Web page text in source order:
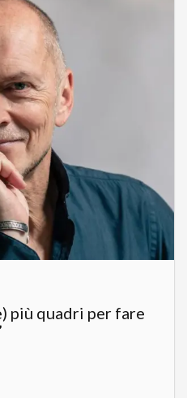
più quadri per fare